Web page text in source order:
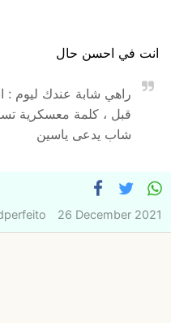
انت في احسن حال
راهي شابة عندك ليوم
قبل ، كلمة معسكرية
شاب يدعى ياسين
26 December 2021